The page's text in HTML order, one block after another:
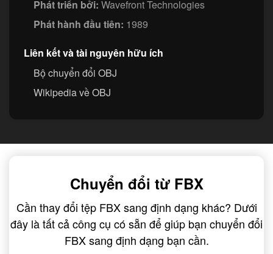
Phát triển bởi: Wavefront Technologies
Phát hành đầu tiên: 1989
Liên kết và tài nguyên hữu ích
Bộ chuyển đổi OBJ
Wikipedia về OBJ
Chuyển đổi từ FBX
Cần thay đổi tệp FBX sang định dạng khác? Dưới
đây là tất cả công cụ có sẵn để giúp bạn chuyển đổi
FBX sang định dạng bạn cần.